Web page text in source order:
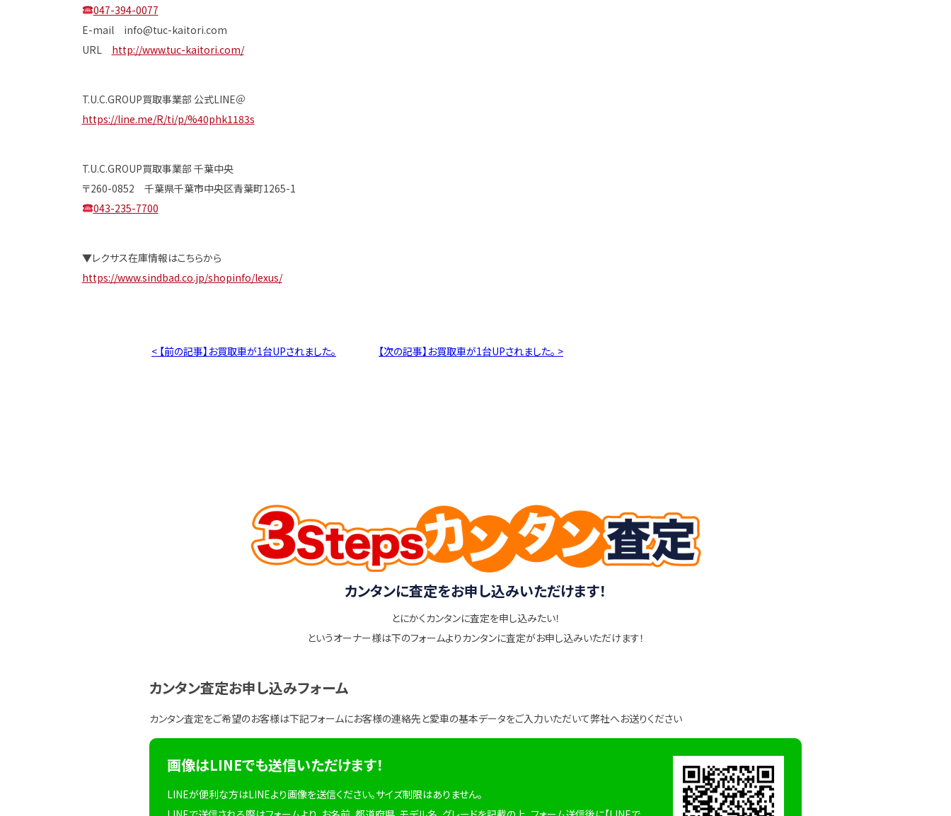
047-394-0077
E-mail info@tuc-kaitori.com
URL http://www.tuc-kaitori.com/
T.U.C.GROUP買取事業部 公式LINE＠
https://line.me/R/ti/p/%40phk1183s
T.U.C.GROUP買取事業部 千葉中央
〒260-0852 千葉県千葉市中央区青葉町1265-1
043-235-7700
▼レクサス在庫情報はこちらから
https://www.sindbad.co.jp/shopinfo/lexus/
< 【前の記事】お買取車が1台UPされました。 【次の記事】お買取車が1台UPされました。 >
カンタンに査定をお申し込みいただけます！
とにかくカンタンに査定を申し込みたい！
というオーナー様は下のフォームよりカンタンに査定がお申し込みいただけます！
カンタン査定お申し込みフォーム
カンタン査定をご希望のお客様は下記フォームにお客様の連絡先と愛車の基本データをご入力いただいて弊社へお送りください
画像はLINEでも送信いただけます！
LINEが便利な方はLINEより画像を送信ください。サイズ制限はありません。